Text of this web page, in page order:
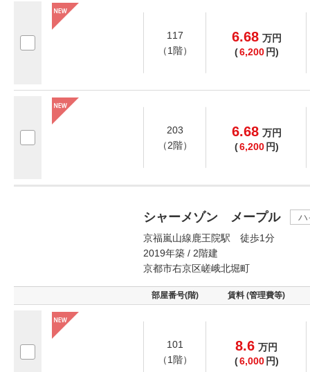
117
（1階）
6.68 万円
(6,200 円)
203
（2階）
6.68 万円
(6,200 円)
シャーメゾン メープル
ハ
京福嵐山線鹿王院駅 徒歩1分
2019年築 / 2階建
京都市右京区嵯峨北堀町
部屋番号(階) 賃料 (管理費等)
101
（1階）
8.6 万円
(6,000 円)